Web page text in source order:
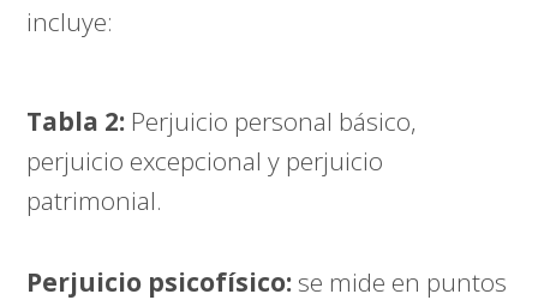
incluye:
Tabla 2: Perjuicio personal básico,
perjuicio excepcional y perjuicio
patrimonial.
Perjuicio psicofísico: se mide en puntos